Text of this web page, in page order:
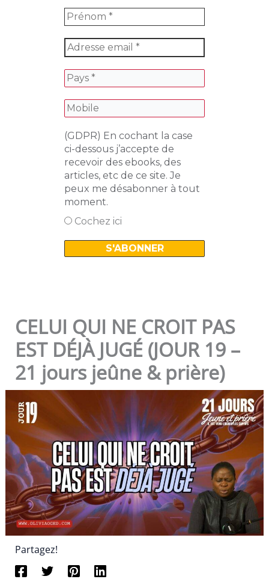
(GDPR) En cochant la case
ci-dessous j’accepte de
recevoir des ebooks, des
articles, etc de ce site. Je
peux me désabonner à tout
moment.
Cochez ici
CELUI QUI NE CROIT PAS
EST DÉJÀ JUGÉ (JOUR 19 –
21 jours jeûne & prière)
Partagez!